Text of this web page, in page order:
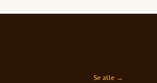
Se alle →